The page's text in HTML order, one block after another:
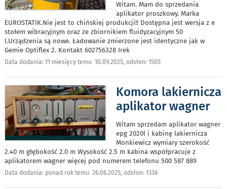
Witam. Mam do sprzedania
aplikator proszkowy. Marka
EUROSTATIK.Nie jest to chińskiej produkcji!! Dostępna jest wersja z e
stołem wibracyjnym oraz ze zbiornikiem fluidyzacyjnym 50
l.Urządzenia są nowe. Ładowanie zmierzone jest identyczne jak w
Gemie Optiflex 2. Kontakt 602756328 Irek
Data dodania: 11 miesięcy temu 10.09.2025, odsłon: 1505
Komora lakiernicza
aplikator wagner
Witam sprzedam aplikator wagner
epg 2020l i kabinę lakiernicza
Monkiewicz wymiary szerokość
2.40 m głębokość 2.0 m Wysokość 2.5 m kabina współpracuje z
aplikatorem wagner więcej pod numerem telefonu 500 587 889
Data dodania: ponad rok temu 26.06.2025, odsłon: 1336